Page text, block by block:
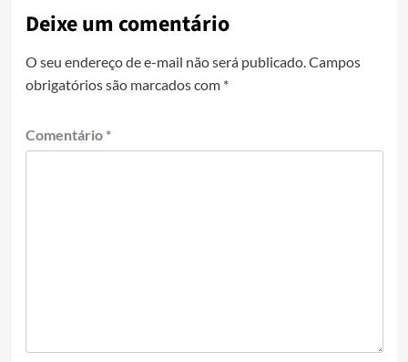
Deixe um comentário
O seu endereço de e-mail não será publicado. Campos
obrigatórios são marcados com *
Comentário *